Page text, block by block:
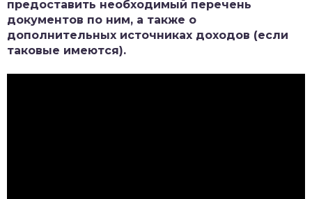
предоставить необходимый перечень
документов по ним, а также о
дополнительных источниках доходов (если
таковые имеются).